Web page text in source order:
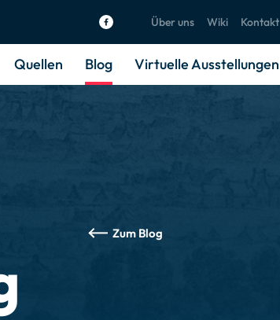
Über uns Wiki Kontakt
Quellen Blog Virtuelle Ausstellungen
Zum Blog